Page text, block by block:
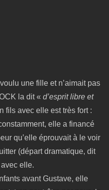
une fille et n’aimait pas
la dit « d’esprit libre et
fils avec elle est très fort :
elle a financé
qu’elle éprouvait à le voir
(départ dramatique, dit
avec elle.
avant Gustave, elle